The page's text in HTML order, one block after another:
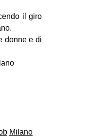
il giro
donne e di
Milano